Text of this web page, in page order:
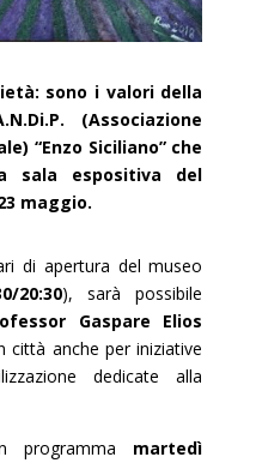
sono i valori della
(Associazione
“Enzo Siciliano” che
sala espositiva del
maggio.
di apertura del museo
20:30), sarà possibile
Gaspare Elios
città anche per iniziative
dedicate alla
martedì